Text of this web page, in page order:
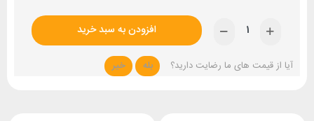
افزودن به سبد خرید
آیا از قیمت های ما رضایت دارید؟ بله خیر